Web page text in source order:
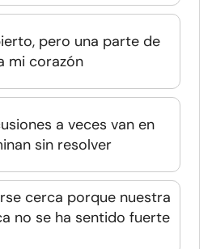
pero una parte de
mi corazón
a veces van en
sin resolver
cerca porque nuestra
no se ha sentido fuerte